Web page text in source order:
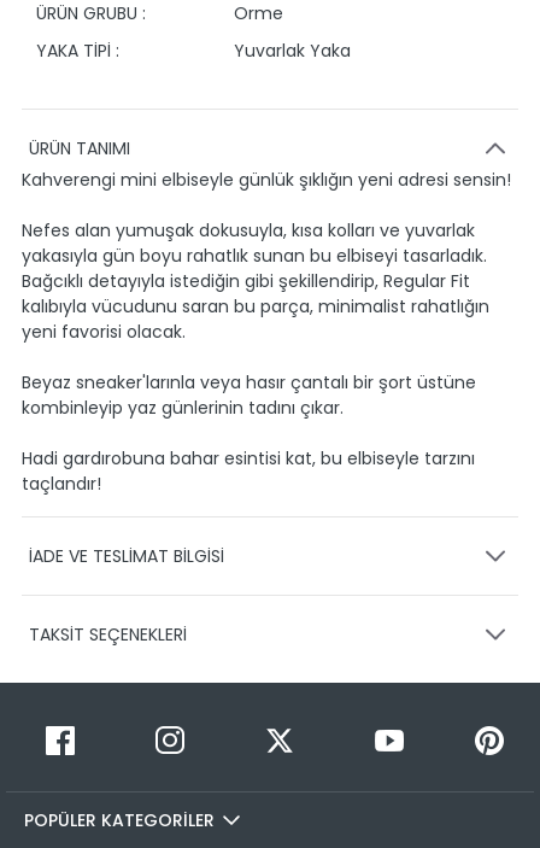
ÜRÜN GRUBU :
Orme
YAKA TİPİ :
Yuvarlak Yaka
ÜRÜN TANIMI
Kahverengi mini elbiseyle günlük şıklığın yeni adresi sensin!
Nefes alan yumuşak dokusuyla, kısa kolları ve yuvarlak
yakasıyla gün boyu rahatlık sunan bu elbiseyi tasarladık.
Bağcıklı detayıyla istediğin gibi şekillendirip, Regular Fit
kalıbıyla vücudunu saran bu parça, minimalist rahatlığın
yeni favorisi olacak.
Beyaz sneaker'larınla veya hasır çantalı bir şort üstüne
kombinleyip yaz günlerinin tadını çıkar.
Hadi gardırobuna bahar esintisi kat, bu elbiseyle tarzını
taçlandır!
İADE VE TESLİMAT BİLGİSİ
Ürünlerinizin gönderimini anlaşmalı olduğumuz PTT,
1-3 iş günü içerisinde kargoya teslim edilir.
Siparişimin kargo takibini nasıl yapabilirim?
Hesabım/Siparişlerim paneli üzerinden ilgili siparişinize ait
TAKSİT SEÇENEKLERİ
Taksit Sayısı Taksit Miktarı
Taksitli Tutar
Toplam
299,99 TL
2
150,00 TL
POPÜLER KATEGORİLER